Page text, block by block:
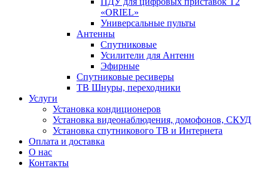
«ORIEL»
Универсальные пульты
Антенны
Спутниковые
Усилители для Антенн
Эфирные
Спутниковые ресиверы
ТВ Шнуры, переходники
Услуги
Установка кондиционеров
Установка видеонаблюдения, домофонов, СКУД
Установка спутникового ТВ и Интернета
Оплата и доставка
О нас
Контакты